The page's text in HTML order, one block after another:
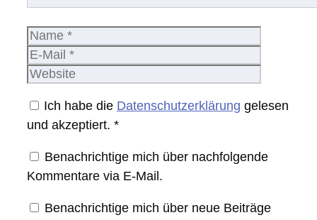
Name
Ich habe die Datenschutzerklärung gelesen
und akzeptiert. *
Benachrichtige mich über nachfolgende
Kommentare via E-Mail.
Benachrichtige mich über neue Beiträge